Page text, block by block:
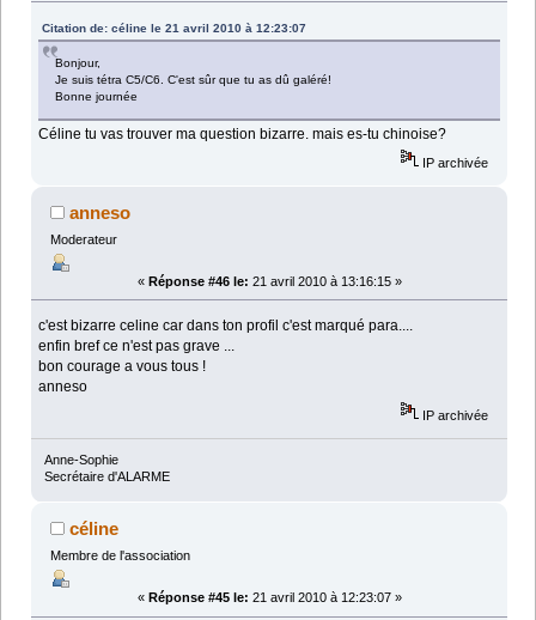
Citation de: céline le 21 avril 2010 à 12:23:07
Bonjour,
Je suis tétra C5/C6. C'est sûr que tu as dû galéré!
Bonne journée
Céline tu vas trouver ma question bizarre. mais es-tu chinoise?
IP archivée
anneso
Moderateur
« Réponse #46 le: 21 avril 2010 à 13:16:15 »
c'est bizarre celine car dans ton profil c'est marqué para....
enfin bref ce n'est pas grave ...
bon courage a vous tous !
anneso
IP archivée
Anne-Sophie
Secrétaire d'ALARME
céline
Membre de l'association
« Réponse #45 le: 21 avril 2010 à 12:23:07 »